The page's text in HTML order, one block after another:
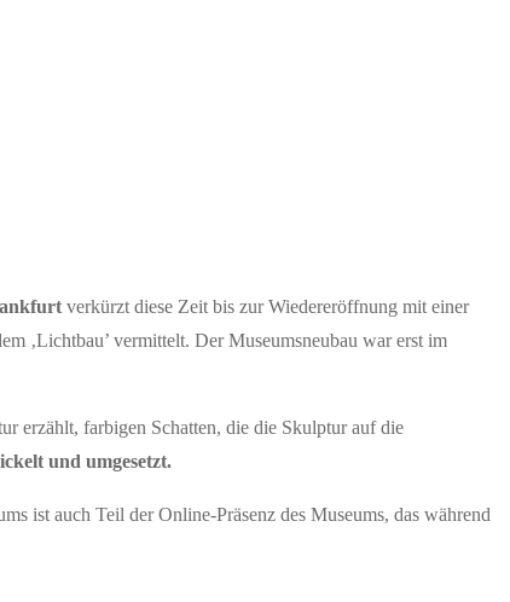
verkürzt diese Zeit bis zur Wiedereröffnung mit einer
‚Lichtbau’ vermittelt. Der Museumsneubau war erst im
erzählt, farbigen Schatten, die die Skulptur auf die
und umgesetzt.
ist auch Teil der Online-Präsenz des Museums, das während